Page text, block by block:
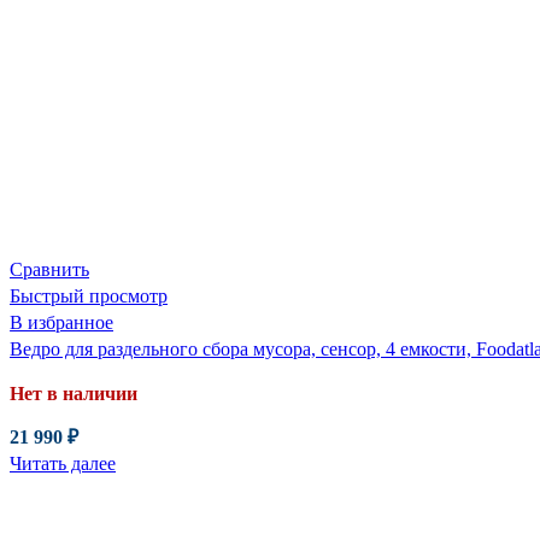
Сравнить
Быстрый просмотр
В избранное
Ведро для раздельного сбора мусора, сенсор, 4 емкости,
Нет в наличии
21 990 ₽
Читать далее